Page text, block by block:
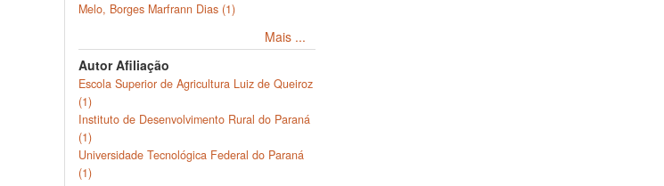
Melo, Borges Marfrann Dias (1)
Mais ...
Autor Afiliação
Escola Superior de Agricultura Luiz de Queiroz
(1)
Instituto de Desenvolvimento Rural do Paraná
(1)
Universidade Tecnológica Federal do Paraná
(1)